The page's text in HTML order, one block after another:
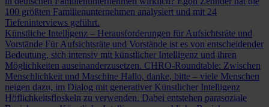
100 größten Familienunternehmen analysiert und mit 24
Tiefeninterviews geführt.
Künstliche Intelligenz – Herausforderungen für Aufsichtsräte und
Vorstände Für Aufsichtsräte und Vorstände ist es von entscheidender
Bedeutung, sich intensiv mit künstlicher Intelligenz und ihren
Möglichkeiten auseinanderzusetzen. CHRO-Roundtable: Zwischen
Menschlichkeit und Maschine Hallo, danke, bitte – viele Menschen
neigen dazu, im Dialog mit generativer Künstlicher Intelligenz
Höflichkeitsfloskeln zu verwenden. Dabei entstehen parasoziale